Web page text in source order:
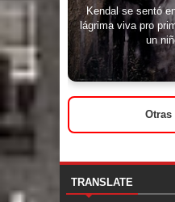
Kendal se sentó
lágrima viva pro
un
Otras
TRANSLATE